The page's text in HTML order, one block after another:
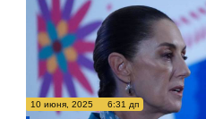
10 июня, 2025 6:31 дп